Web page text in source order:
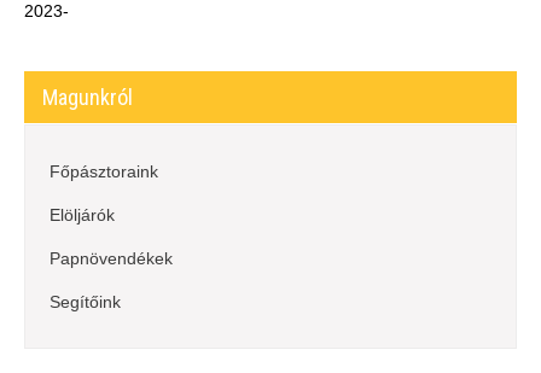
2023-
Magunkról
Főpásztoraink
Elöljárók
Papnövendékek
Segítőink